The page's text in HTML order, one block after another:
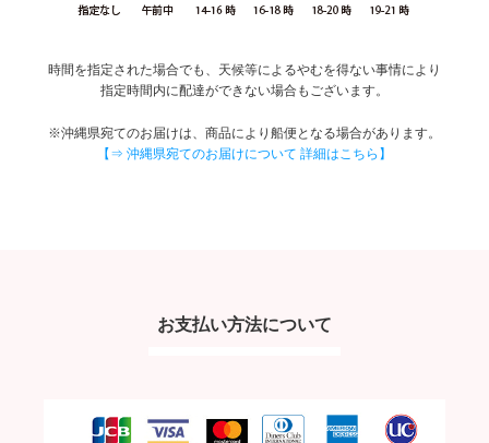
時間を指定された場合でも、天候等によるやむを得ない事情により
指定時間内に配達ができない場合もございます。
※沖縄県宛てのお届けは、商品により船便となる場合があります。
【⇒ 沖縄県宛てのお届けについて 詳細はこちら】
お支払い方法について